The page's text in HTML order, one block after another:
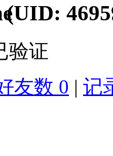
(UID:
验证
友数 0 | 记